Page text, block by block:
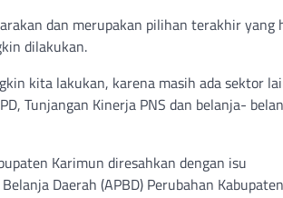
dan merupakan pilihan terakhir yang
dilakukan.
kita lakukan, karena masih ada sektor
Tunjangan Kinerja PNS dan belanja-
Karimun diresahkan dengan isu
Daerah (APBD) Perubahan Kabupaten